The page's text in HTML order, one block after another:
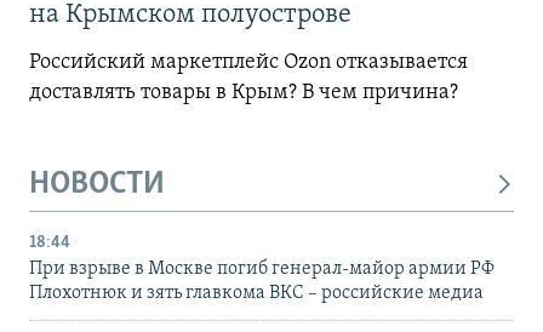
на Крымском полуострове
Российский маркетплейс Ozon отказывается
доставлять товары в Крым? В чем причина?
НОВОСТИ
18:44
При взрыве в Москве погиб генерал-майор армии РФ
Плохотнюк и зять главкома ВКС – российские медиа